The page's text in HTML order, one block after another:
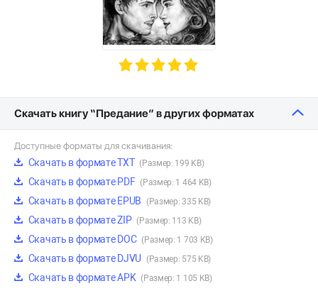
Скачать книгу “Предание” в других форматах
Доступные форматы для скачивания:
Скачать в формате TXT (Размер: 199 KB)
Скачать в формате PDF (Размер: 1 464 KB)
Скачать в формате EPUB (Размер: 335 KB)
Скачать в формате ZIP (Размер: 113 KB)
Скачать в формате DOC (Размер: 1 703 KB)
Скачать в формате DJVU (Размер: 575 KB)
Скачать в формате APK (Размер: 1 105 KB)